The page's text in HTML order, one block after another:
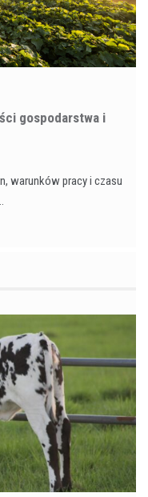
gospodarstwa i
warunków pracy i czasu